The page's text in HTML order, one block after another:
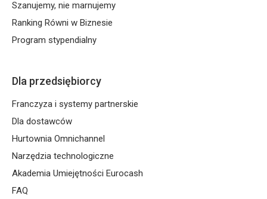
Szanujemy, nie marnujemy
Ranking Równi w Biznesie
Program stypendialny
Dla przedsiębiorcy
Franczyza i systemy partnerskie
Dla dostawców
Hurtownia Omnichannel
Narzędzia technologiczne
Akademia Umiejętności Eurocash
FAQ